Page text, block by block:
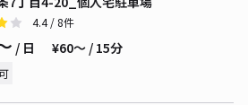
4.4/ 8件
/ 日 ¥60〜 / 15分